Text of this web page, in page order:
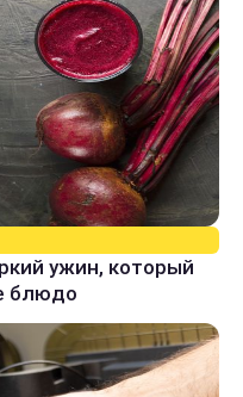
ужин, который
блюдо